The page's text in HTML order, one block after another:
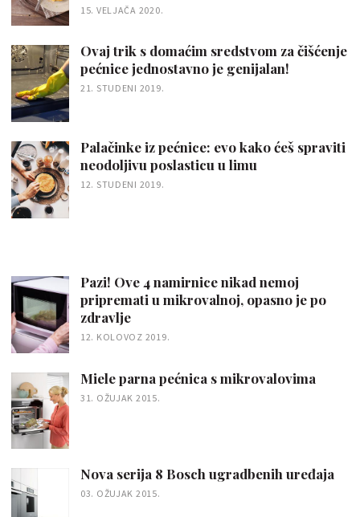
15. VELJAČA 2020.
Ovaj trik s domaćim sredstvom za čišćenje
pećnice jednostavno je genijalan!
21. STUDENI 2019.
Palačinke iz pećnice: evo kako ćeš spraviti
neodoljivu poslasticu u limu
12. STUDENI 2019.
Pazi! Ove 4 namirnice nikad nemoj
pripremati u mikrovalnoj, opasno je po
zdravlje
12. KOLOVOZ 2019.
Miele parna pećnica s mikrovalovima
31. OŽUJAK 2015.
Nova serija 8 Bosch ugradbenih uređaja
03. OŽUJAK 2015.